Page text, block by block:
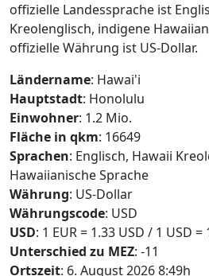
offizielle Landessprache ist
Kreolenglisch, indigene
offizielle Währung ist US-Dollar.
Ländername: Hawai'i
Hauptstadt: Honolulu
Einwohner: 1.2 Mio.
Fläche in qkm: 16649
Sprachen: Englisch, Hawaii
Hawaiianische Sprache
Währung: US-Dollar
Währungscode: USD
USD: 1 EUR = 1.33 USD / 1 USD =
Unterschied zu MEZ: -11
Ortszeit: 6. August 2026 8:49h